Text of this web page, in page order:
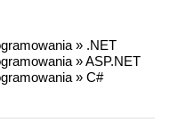
» .NET
»ASP.NET
» C#